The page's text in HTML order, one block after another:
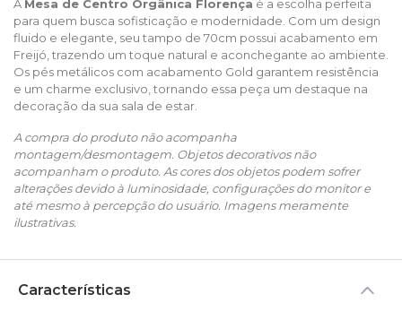
A Mesa de Centro Orgânica Florença é a escolha perfeita
para quem busca sofisticação e modernidade. Com um design
fluido e elegante, seu tampo de 70cm possui acabamento em
Freijó, trazendo um toque natural e aconchegante ao ambiente.
Os pés metálicos com acabamento Gold garantem resistência
e um charme exclusivo, tornando essa peça um destaque na
decoração da sua sala de estar.
A compra do produto não acompanha
montagem/desmontagem. Objetos decorativos não
acompanham o produto. As cores dos objetos podem sofrer
alterações devido à luminosidade, configurações do monitor e
até mesmo à percepção do usuário. Imagens meramente
ilustrativas.
Características